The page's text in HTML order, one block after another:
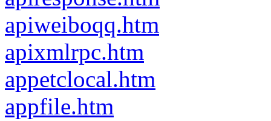
apiweiboqq.htm
apixmlrpc.htm
appetclocal.htm
appfile.htm